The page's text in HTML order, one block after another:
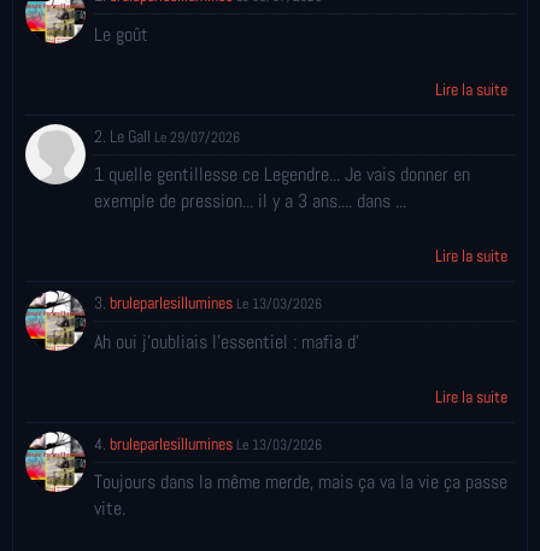
Le goût
Lire la suite
2. Le Gall Le 29/07/2026
1 quelle gentillesse ce Legendre... Je vais donner en
exemple de pression... il y a 3 ans.... dans ...
Lire la suite
3. bruleparlesillumines Le 13/03/2026
Ah oui j'oubliais l'essentiel : mafia d'
Lire la suite
4. bruleparlesillumines Le 13/03/2026
Toujours dans la même merde, mais ça va la vie ça passe
vite.